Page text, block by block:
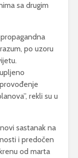
sa drugim
po uzoru
rekli su u
sastanak na
i predočen
od marta